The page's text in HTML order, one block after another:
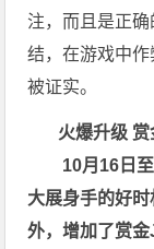
注，而且是正
结，在游戏中
被证实。
火爆升级 赏
10月16日
大展身手的好
外，增加了赏金